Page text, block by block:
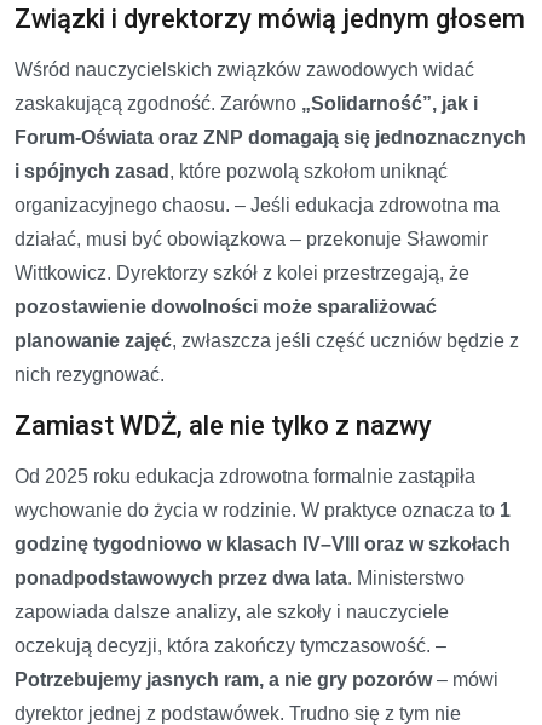
Związki i dyrektorzy mówią jednym głosem
Wśród nauczycielskich związków zawodowych widać
zaskakującą zgodność. Zarówno „Solidarność”, jak i
Forum-Oświata oraz ZNP domagają się jednoznacznych
i spójnych zasad , które pozwolą szkołom uniknąć
organizacyjnego chaosu. – Jeśli edukacja zdrowotna ma
działać, musi być obowiązkowa – przekonuje Sławomir
Wittkowicz. Dyrektorzy szkół z kolei przestrzegają, że
pozostawienie dowolności może sparaliżować
planowanie zajęć, zwłaszcza jeśli część uczniów będzie z
nich rezygnować.
Zamiast WDŻ, ale nie tylko z nazwy
Od 2025 roku edukacja zdrowotna formalnie zastąpiła
wychowanie do życia w rodzinie. W praktyce oznacza to 1
godzinę tygodniowo w klasach IV–VIII oraz w szkołach
ponadpodstawowych przez dwa lata. Ministerstwo
zapowiada dalsze analizy, ale szkoły i nauczyciele
oczekują decyzji, która zakończy tymczasowość. –
Potrzebujemy jasnych ram, a nie gry pozorów– mówi
dyrektor jednej z podstawówek. Trudno się z tym nie